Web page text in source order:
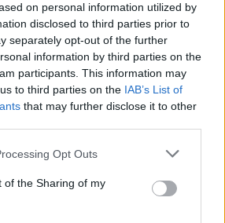
on personal information utilized by
disclosed to third parties prior to
separately opt-out of the further
information by third parties on the
participants. This information may
to third parties on the IAB’s List of
that may further disclose it to other
app uses one or more Google
or usage behaviour. You may click to
to Google and its third-party tags to
specified purposes in below Google
Opt Outs
of the Sharing of my
ο ασθενής εμφάνισε υψηλό
σοβαρή αναπνευστική
Νοεμβρίου, οδηγούμενος στη
και προϋπάρχοντα
ενδέχεται να επιδείνωσαν την
Οι αρχές δημόσιας υγείας
ότι δεν έχει εντοπιστεί
για τον γενικό πληθυσμό,
παρόν, να είναι μεμονωμένο.